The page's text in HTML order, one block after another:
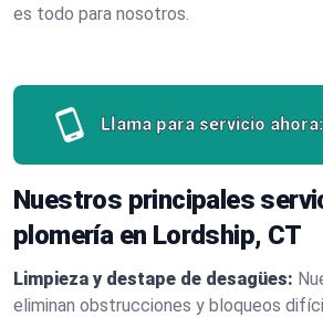
es todo para nosotros.
Llama para servicio ahora:
Nuestros principales
plomería en Lordship, CT
Limpieza y destape de desagües:
eliminan obstrucciones y bloqueos